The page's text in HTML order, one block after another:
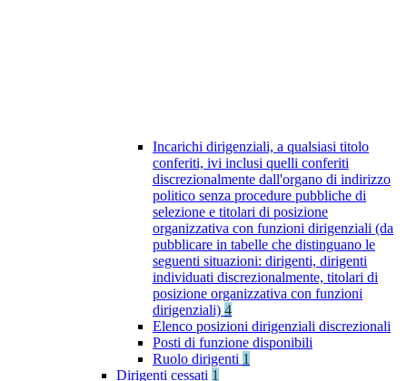
Incarichi dirigenziali, a qualsiasi titolo
conferiti, ivi inclusi quelli conferiti
discrezionalmente dall'organo di indirizzo
politico senza procedure pubbliche di
selezione e titolari di posizione
organizzativa con funzioni dirigenziali (da
pubblicare in tabelle che distinguano le
seguenti situazioni: dirigenti, dirigenti
individuati discrezionalmente, titolari di
posizione organizzativa con funzioni
dirigenziali) 4
Elenco posizioni dirigenziali discrezionali
Posti di funzione disponibili
Ruolo dirigenti 1
Dirigenti cessati 1